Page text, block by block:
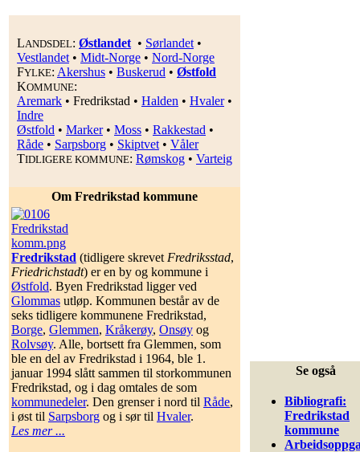
LANDSDEL: Østlandet • Sørlandet •
Vestlandet • Midt-Norge • Nord-Norge
FYLKE: Akershus • Buskerud • Østfold
KOMMUNE:
Aremark • Fredrikstad • Halden • Hvaler•
Indre
Østfold • Marker• Moss • Rakkestad •
Råde • Sarpsborg • Skiptvet • Våler
TIDLIGERE KOMMUNE: Rømskog • Varteig
Om Fredrikstad kommune
Fredrikstad (tidligere skrevet Fredriksstad,
Friedrichstadt) er en by og kommune i
Østfold. Byen Fredrikstad ligger ved
Glommas utløp. Kommunen består av de
seks tidligere kommunene Fredrikstad,
Borge, Glemmen, Kråkerøy, Onsøy og
Rolvsøy. Alle, bortsett fra Glemmen, som
ble en del av Fredrikstad i 1964, ble 1.
januar 1994 slått sammen til storkommunen
Fredrikstad, og i dag omtales de som
kommunedeler. Den grenser i nord til Råde,
i øst til Sarpsborg og i sør til Hvaler.
Les mer ...
Se også
Bibliografi:
Fredrikstad
kommune